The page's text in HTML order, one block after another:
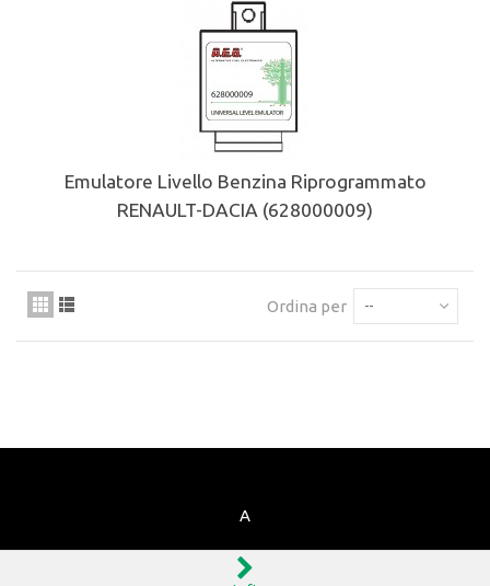
Emulatore Livello Benzina Riprogrammato
RENAULT-DACIA (628000009)
Ordina per --
A